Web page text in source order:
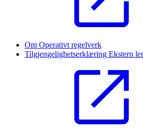
Om Operativt regelverk
Tilgjengelighetserklæring Ekstern